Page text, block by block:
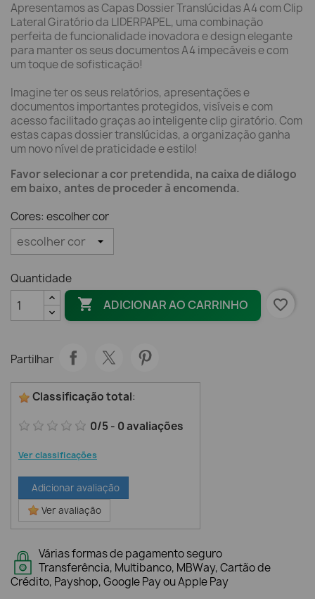
Apresentamos as Capas Dossier Translúcidas A4 com Clip
Lateral Giratório da LIDERPAPEL, uma combinação
perfeita de funcionalidade inovadora e design elegante
para manter os seus documentos A4 impecáveis e com
um toque de sofisticação!
Imagine ter os seus relatórios, apresentações e
documentos importantes protegidos, visíveis e com
acesso facilitado graças ao inteligente clip giratório. Com
estas capas dossier translúcidas, a organização ganha
um novo nível de praticidade e estilo!
Favor selecionar a cor pretendida, na caixa de diálogo
em baixo, antes de proceder à encomenda.
Cores: escolher cor
Quantidade
 ADICIONAR AO CARRINHO favorite_border
Partilhar
Classificação total:
0/5- 0avaliações
Ver classificações
Adicionar avaliação
Ver avaliação
Várias formas de pagamento seguro
Transferência, Multibanco, MBWay, Cartão de
Crédito, Payshop, Google Pay ou Apple Pay